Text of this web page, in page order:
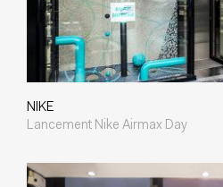
NIKE
Lancement Nike Airmax Day